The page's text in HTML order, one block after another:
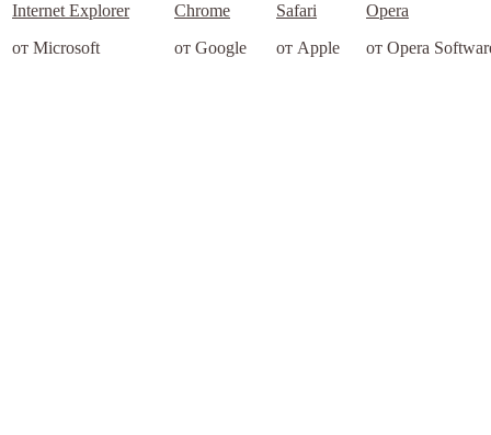
Internet Explorer
от Microsoft
Chrome
от Google
Safari
от Apple
Opera
от Opera